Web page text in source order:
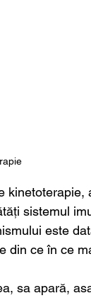
sistemul
este
din ce în ce
sa apară,